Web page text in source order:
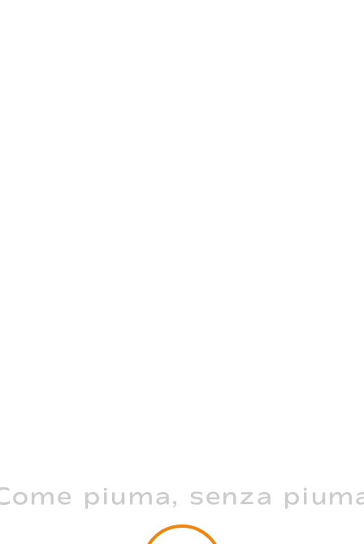
piuma, senza
La bellezza di